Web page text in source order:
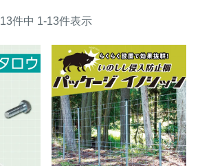
13件中 1-13件表示
ブルーギル対策